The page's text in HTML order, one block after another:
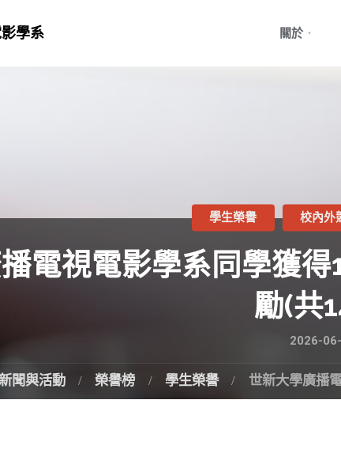
學系 關於
電視電影學系同學獲
勵(共
2026-
學生榮譽 校內外
聞與活動 榮譽榜 學生榮譽 世新大學廣播